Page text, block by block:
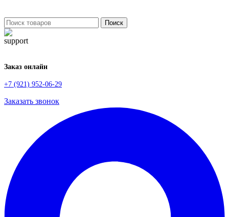
Поиск
Заказ онлайн
+7 (921) 952-06-29
Заказать звонок